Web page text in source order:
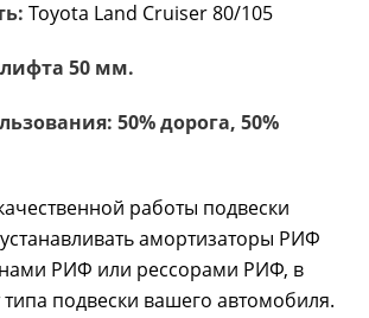
Toyota Land Cruiser 80/105
50 мм.
50% дорога, 50%
работы подвески
амортизаторы РИФ
РИФ или рессорами РИФ, в
подвески вашего автомобиля.